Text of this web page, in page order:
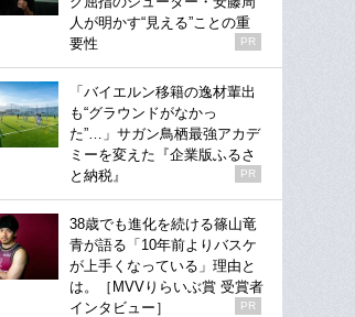
人が明かす“見える”ことの重
要性
PR
「バイエルン移籍の逸材輩出
も“グラウンドがなかっ
た”…」サガン鳥栖最強アカデ
ミーを変えた『企業版ふるさ
と納税』
PR
38歳でも進化を続ける篠山竜
青が語る「10年前よりバスケ
が上手くなっている」理由と
は。［MVVりらいぶ賞 受賞者
インタビュー］
PR